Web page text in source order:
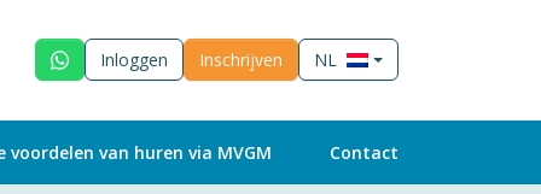
Inloggen Inschrijven NL
voordelen van huren via MVGM Contact